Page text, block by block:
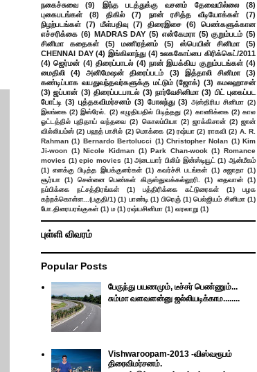
நகைச்சுவை
(9) இந்த படத்துக்கு வசனம் தேவையில்லை
(8)
புகைபடங்கள்
(8) திகில் (7) நான் ரசித்த வீடியோக்கள்
(7)
நிழற்படங்கள் (7) மீள்பதிவு (7) திரைஇசை (6)
பெண்களுக்கான
எச்சரிக்கை (6) MADRAS DAY (5) என்கேமரா (5) குறும்படம் (5)
சினிமா கதைகள்
(5) மணிரத்னம் (5) ஸ்பெயின் சினிமா
(5)
CHENNAI DAY (4) இங்கிலாந்து (4) உலககோப்பை கிரிக்கெட்/2011
(4) ஜெர்மன் (4) திரைப்பாடல் (4) நான் இயக்கிய குறும்படங்கள் (4)
மைதிலி
(4) அனிமேஷன் திரைப்படம் (3) இத்தாலி சினிமா
(3)
கண்டிப்பாக வயதுவந்தவர்களுக்கு மட்டும் (ஜோக்) (3) கமலஹாசன்
(3) ஜப்பான் (3) திரைப்படபாடல் (3) நார்வேசினிமா (3) பிட் புகைப்பட
போட்டி (3) புத்தகவிமர்சனம் (3) போலந்து (3) அஸ்திரிய சினிமா (2)
இலங்கை (2) இஸ்ரேல். (2) எழுதியதில் பிடித்தது (2) காணிக்கை (2) கால
ஓட்டத்தில் புதிதாய் வந்தவை (2) கொலம்பியா (2) ஜாக்கிசான் (2) ஜான்
வில்லியம்ஸ் (2) பஹத் பாசில் (2) மொக்கை (2) ரஷ்யா (2) ராகவி (2) A. R.
Rahman (1) Bernardo Bertolucci (1) Christopher Nolan (1) Kim
Ji-woon (1) Nicole Kidman (1) Park Chan-wook (1) Romance
movies (1) epic movies (1) அடையார் பிலிம் இன்ஸ்டியூட் (1) ஆன்மீகம்
(1) எனக்கு பிடித்த இயக்குனர்கள் (1) கவர்ச்சி படங்கள் (1) சுஜாதா (1)
சூர்யா (1) சென்னை பெண்கள் கிருஸ்துவக்கல்லூரி. (1) தைவான் (1)
நம்பிக்கை நட்சத்திரங்கள்
(1) பத்திரிக்கை கட்டுரைகள் (1)
பழக
கற்றக்கொள்ள...(பகுதி/1) (1) பாண்டி (1) பிரெஞ் (1) பெல்ஜியம் சினிமா (1)
போ.திரையரங்குகள் (1) ம (1) ரஷ்யசினிமா (1) வரலாறு (1)
புள்ளி விவரம்
Popular Posts
பேருந்து பயணமும், டீச்சர் பெண்ணும்...
சும்மா வளவளன்னு ஜல்லியடிக்காம........
Vishwaroopam-2013 -விஸ்வரூபம்
திரைவிமர்சனம்.